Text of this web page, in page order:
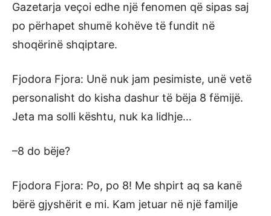
Gazetarja veçoi edhe një fenomen që sipas saj
po përhapet shumë kohëve të fundit në
shoqërinë shqiptare.
Fjodora Fjora: Unë nuk jam pesimiste, unë vetë
personalisht do kisha dashur të bëja 8 fëmijë.
Jeta ma solli kështu, nuk ka lidhje…
–8 do bëje?
Fjodora Fjora: Po, po 8! Me shpirt aq sa kanë
bërë gjyshërit e mi. Kam jetuar në një familje